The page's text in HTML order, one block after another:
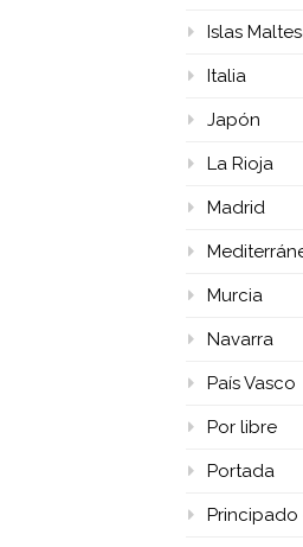
Islas
Italia
Japón
La Rioja
Madrid
Murcia
Navarra
País Vasco
Por libre
Portada
Principado